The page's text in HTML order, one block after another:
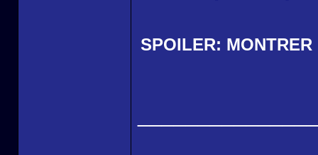
SPOILER: MONTRER